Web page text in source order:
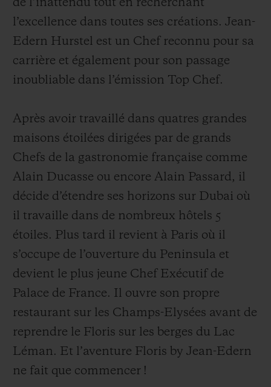
de l’inattendu tout en recherchant
l’excellence dans toutes ses créations. Jean-
Edern Hurstel est un Chef reconnu pour sa
carrière et également pour son passage
inoubliable dans l’émission Top Chef.
Après avoir travaillé dans quatres grandes
maisons étoilées dirigées par de grands
Chefs de la gastronomie française comme
Alain Ducasse ou encore Alain Passard, il
décide d’étendre ses horizons sur Dubai où
il travaille dans de nombreux hôtels 5
étoiles. Plus tard il revient à Paris où il
s’occupe de l’ouverture du Peninsula et
devient le plus jeune Chef Exécutif de
Palace de France. Il ouvre son propre
restaurant sur les Champs-Elysées avant de
reprendre le Floris sur les berges du Lac
Léman. Et l’aventure Floris by Jean-Edern
ne fait que commencer !